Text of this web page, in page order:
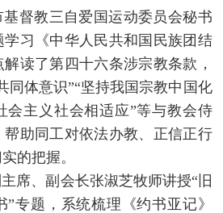
督教三自爱国运动委员会秘书
习《中华人民共和国民族团结
读了第四十六条涉宗教条款，
同体意识”“坚持我国宗教中国化
会主义社会相适应”等与教会侍
助同工对依法办教、正信正行
的把握。
席、副会长张淑芝牧师讲授“旧
专题，系统梳理《约书亚记》